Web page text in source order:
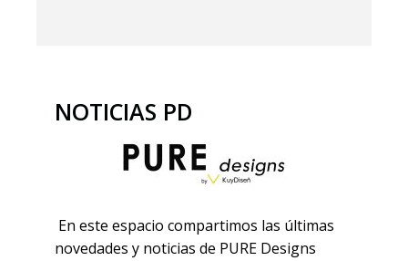
aportar estilo, resistencia y
porcelanico es un material de
alta calidad que ofrece
características únicas lo que la
mesas auxiliares y piezas de
uso diario.
NOTICIAS PD
En este espacio compartimos las últimas
novedades y noticias de PURE Designs